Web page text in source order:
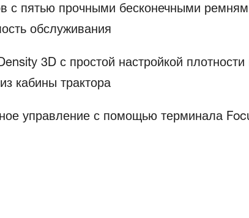
с пятью прочными бесконечными
обслуживания
3D с простой настройкой
кабины трактора
управление с помощью терминала